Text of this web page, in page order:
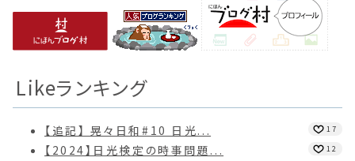
Likeランキング
【追記】 晃々日和#10 日光... 17
【2024】日光検定の時事問題... 12